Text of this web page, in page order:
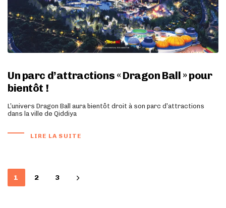
Un parc d’attractions « Dragon Ball » pour
bientôt !
L’univers Dragon Ball aura bientôt droit à son parc d’attractions
dans la ville de Qiddiya
LIRE LA SUITE
1 2 3